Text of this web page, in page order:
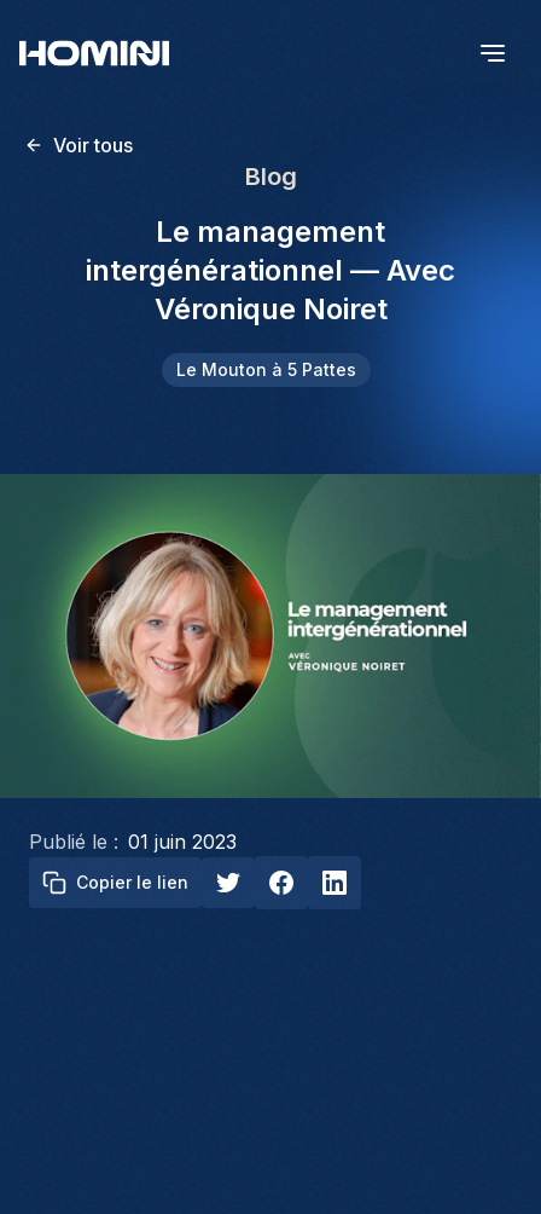
Voir tous
Blog
Le management
intergénérationnel — Avec
Véronique Noiret
Le Mouton à 5 Pattes
Publié le : 01 juin 2023
Copier le lien